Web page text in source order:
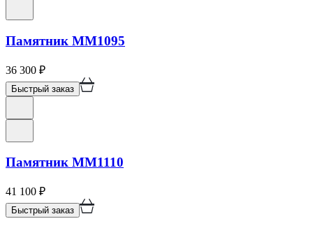
Памятник ММ1095
36 300 ₽
Быстрый заказ
Памятник ММ1110
41 100 ₽
Быстрый заказ